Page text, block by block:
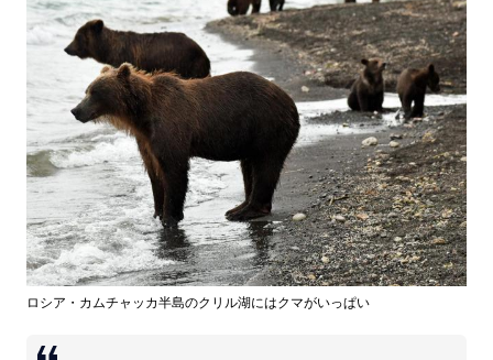
ロシア・カムチャッカ半島のクリル湖にはクマがいっぱい